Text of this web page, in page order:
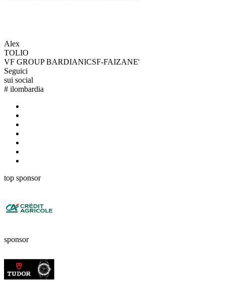
Alex
TOLIO
VF GROUP BARDIANICSF-FAIZANE'
Seguici
sui social
# ilombardia
top sponsor
sponsor